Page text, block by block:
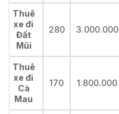
Thuê
xe đi
Đất
Mũi
280 3.000.000
Thuê
xe đi
Cà
Mau
170 1.800.000